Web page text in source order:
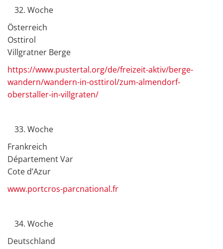
Woche
Österreich
Osttirol
Villgratner Berge
https://www.pustertal.org/de/freizeit-aktiv/berge-
wandern/wandern-in-osttirol/zum-almendorf-
oberstaller-in-villgraten/
Woche
Frankreich
Département Var
Cote d’Azur
www.portcros-parcnational.fr
Woche
Deutschland